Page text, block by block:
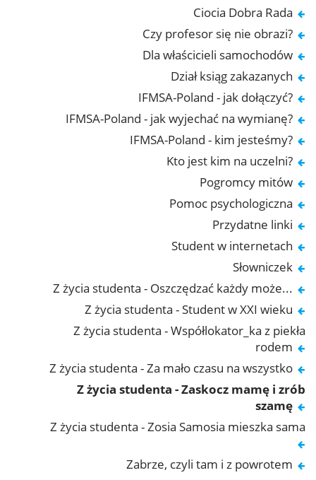
Ciocia Dobra Rada
Czy profesor się nie obrazi?
Dla właścicieli samochodów
Dział ksiąg zakazanych
IFMSA-Poland - jak dołączyć?
IFMSA-Poland - jak wyjechać na wymianę?
IFMSA-Poland - kim jesteśmy?
Kto jest kim na uczelni?
Pogromcy mitów
Pomoc psychologiczna
Przydatne linki
Student w internetach
Słowniczek
Z życia studenta - Oszczędzać każdy może...
Z życia studenta - Student w XXI wieku
Z życia studenta - Współlokator_ka z piekła
rodem
Z życia studenta - Za mało czasu na wszystko
Z życia studenta - Zaskocz mamę i zrób
szamę
Z życia studenta - Zosia Samosia mieszka sama
Zabrze, czyli tam i z powrotem